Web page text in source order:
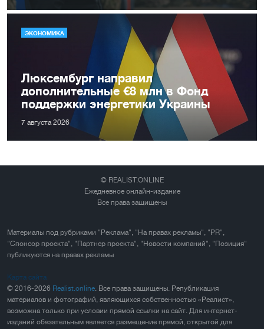
ЭКОНОМИКА
Люксембург направил
дополнительные €8 млн в Фонд
поддержки энергетики Украины
7 августа 2026
© REALIST.ONLINE
Ежедневное онлайн-издание
Все права защищены
Материалы под рубриками "Реклама", "На правах рекламы", "PR",
"Спонсор проекта", "Партнер проекта", "Новости компаний", "Позиция"
публикуются на правах рекламы
Карта сайта
© 2016-2026 Realist.online. Все права защищены. Републикация
материалов и фотографий, являющихся собственностью «Реалист»,
возможна только при условии прямой ссылки на сайт. Для интернет-
изданий обязательным является размещение прямой, открытой для